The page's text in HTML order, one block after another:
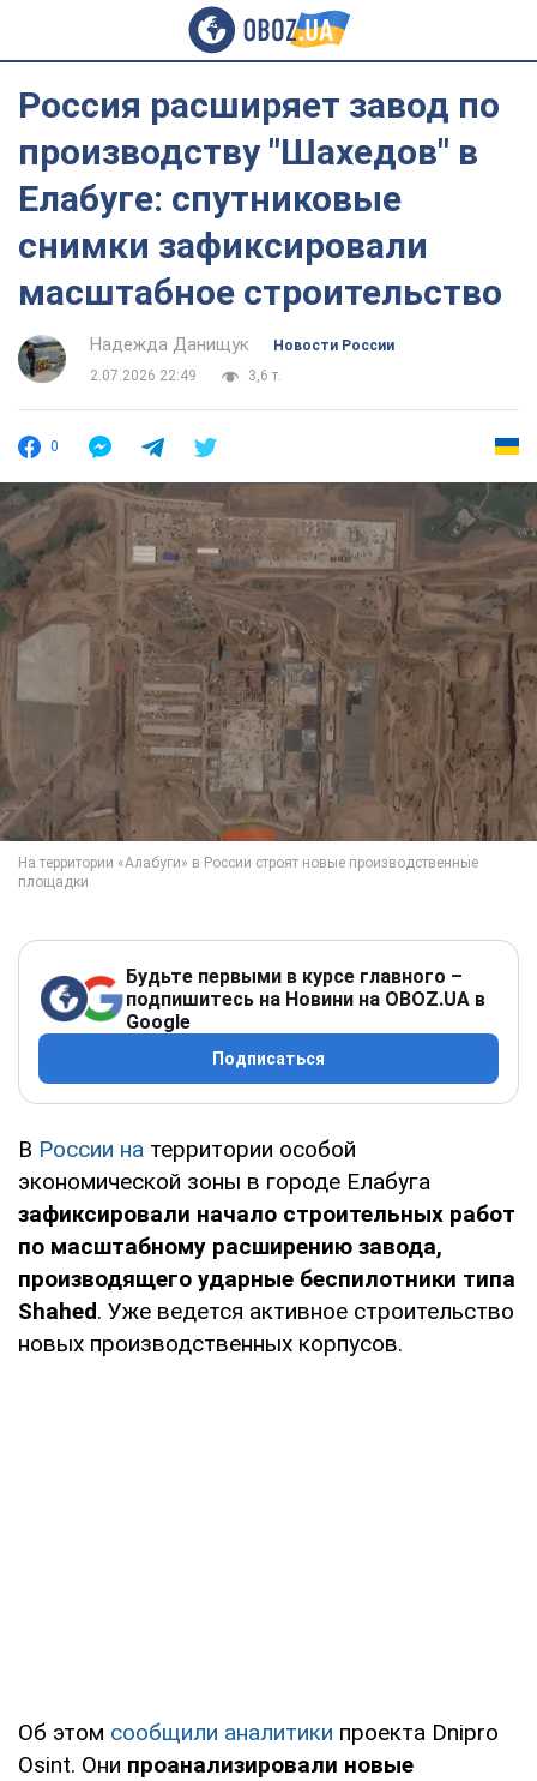
Россия расширяет завод по
производству "Шахедов" в
Елабуге: спутниковые
снимки зафиксировали
масштабное строительство
Надежда Данищук
Новости России
2.07.2026 22:49
3,6 т.
0
Будьте первыми в курсе главного –
подпишитесь на Новини на OBOZ.UA в
Google
Подписаться
В России на территории особой
экономической зоны в городе Елабуга
зафиксировали начало строительных работ
по масштабному расширению завода,
производящего ударные беспилотники типа
Shahed. Уже ведется активное строительство
новых производственных корпусов.
Об этом сообщили аналитики проекта Dnipro
Osint. Они проанализировали новые